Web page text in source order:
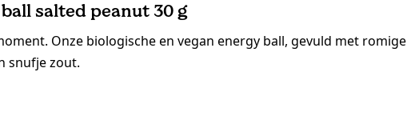
salted peanut 30 g
Onze biologische en vegan energy ball, gevuld met romige
snufje zout.